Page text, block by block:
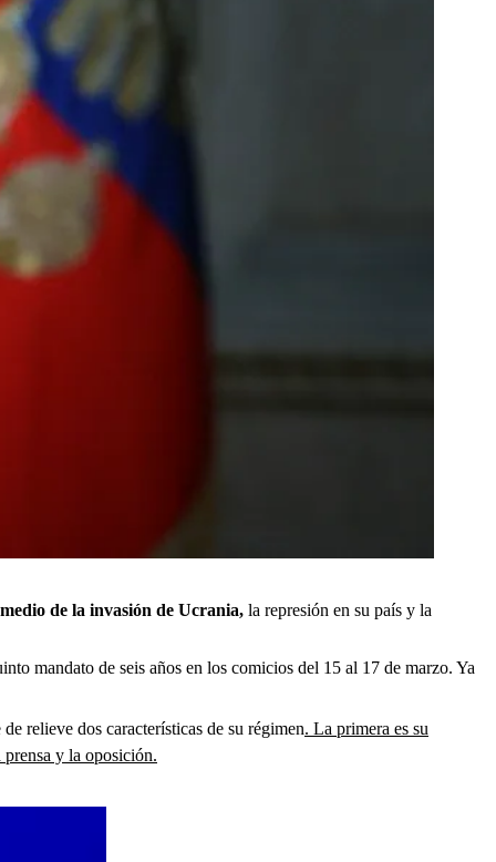
de la invasión de Ucrania, la represión en su país y la
mandato de seis años en los comicios del 15 al 17 de marzo. Ya
relieve dos características de su régimen. La primera es su
y la oposición.